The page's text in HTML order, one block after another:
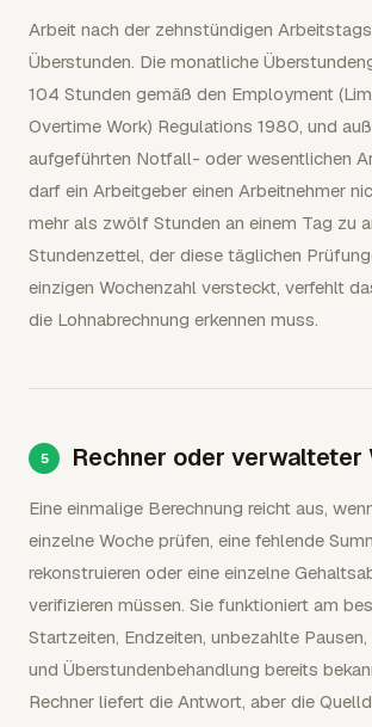
Arbeit nach der zehnstündigen
Überstunden. Die monatliche
104 Stunden gemäß den Employment
Overtime Work) Regulations 1980, und
aufgeführten Notfall- oder wesentlichen
darf ein Arbeitgeber einen Arbeitnehmer
mehr als zwölf Stunden an einem Tag zu
Stundenzettel, der diese täglichen
einzigen Wochenzahl versteckt, verfehlt
die Lohnabrechnung erkennen muss.
Rechner oder
Eine einmalige Berechnung reicht aus,
einzelne Woche prüfen, eine fehlende
rekonstruieren oder eine einzelne
verifizieren müssen. Sie funktioniert am
Startzeiten, Endzeiten, unbezahlte
und Überstundenbehandlung bereits
Rechner liefert die Antwort, aber die